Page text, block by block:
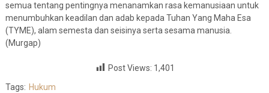
semua tentang pentingnya menanamkan rasa kemanusiaan untuk
menumbuhkan keadilan dan adab kepada Tuhan Yang Maha Esa
(TYME), alam semesta dan seisinya serta sesama manusia.
(Murgap)
Post Views: 1,401
Tags: Hukum